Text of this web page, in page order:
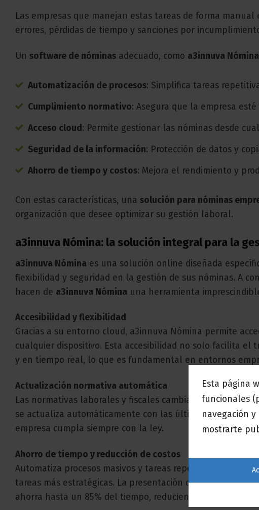
Las empresas que manejan estas tareas de forma
errores, pérdidas de tiempo y sanciones por
Un software de nóminas adecuado, como a3innuva Nómina
Automatización de procesos: Simplifica tareas
Cumplimiento normativo: Asegura que la empresa
Acceso cloud : Permite gestionar las nóminas desde
Seguridad de la información: Protección de datos y
Ahorro de tiempo y costos: Mejora el rendimiento y
Con estas características, una solución para nóminas
organización que desee optimizar su gestión laboral.
a3innuva Nómina: la solución integral para la
a3innuva Nómina es una solución online diseñada
flexibilidad y seguridad en la gestión de sus nóminas. A
hacen de a3innuva Nómina una herramienta
Accesibilidad y flexibilidad
Gracias a su entorno cloud, a3innuva Nómina permite
cualquier dispositivo. Esta accesibilidad no solo facilita
y en tiempo real, lo que es fundamental en entornos
Actualización normativa automática
Las normativas laborales y fiscales cambian
se actualiza automáticamente con las últimas
empresa cumpla siempre con la ley.
Ahorro de tiempo y reducción de costos
Automatiza procesos masivos y tareas repetitivas,
tareas más estratégicas. La presentación directa de
ahorra hasta un 85% del tiempo, reduciendo costos
Esta página
funcionales
navegación
mostrarte